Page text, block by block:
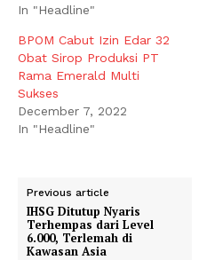
In "Headline"
BPOM Cabut Izin Edar 32
Obat Sirop Produksi PT
Rama Emerald Multi
Sukses
December 7, 2022
In "Headline"
Previous article
IHSG Ditutup Nyaris
Terhempas dari Level
6.000, Terlemah di
Kawasan Asia